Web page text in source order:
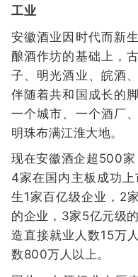
工业
安徽酒业因时代而新
酿酒作坊的基础上，
子、明光酒业、皖酒
伴随着共和国成长的
一个城市、一个酒厂
明珠布满江淮大地。
现在安徽酒企超500家
4家在国内主板成功
生1家百亿级企业，2
的企业，3家5亿元级
造直接就业人数15万
数800万人以上。